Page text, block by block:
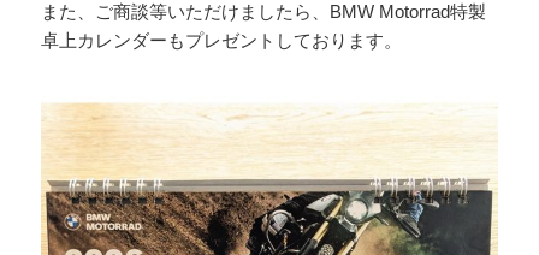
また、ご商談等いただけましたら、BMW Motorrad特製
卓上カレンダーもプレゼントしております。